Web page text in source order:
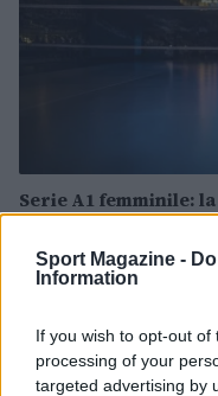
Sport Magazine -
Information
If you wish to opt-out
processing of your
targeted advertising by
Serie A1 femminile:
punta alla salvezza
Andrea Conforti · 6 Ago 2026